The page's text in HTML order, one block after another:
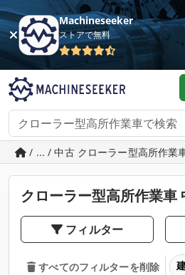
Machineseeker
ストアで無料
/ ... / 中古 クローラー型高所作業
クローラー型高所作業車
フィルター
すべてのフィルターを削除